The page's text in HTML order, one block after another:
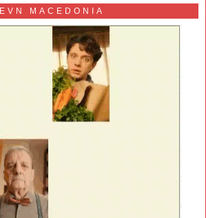
EVN MACEDONIA